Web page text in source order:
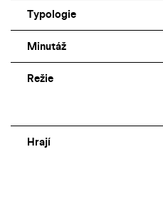
Typologie
Minutáž
Režie
Hrají